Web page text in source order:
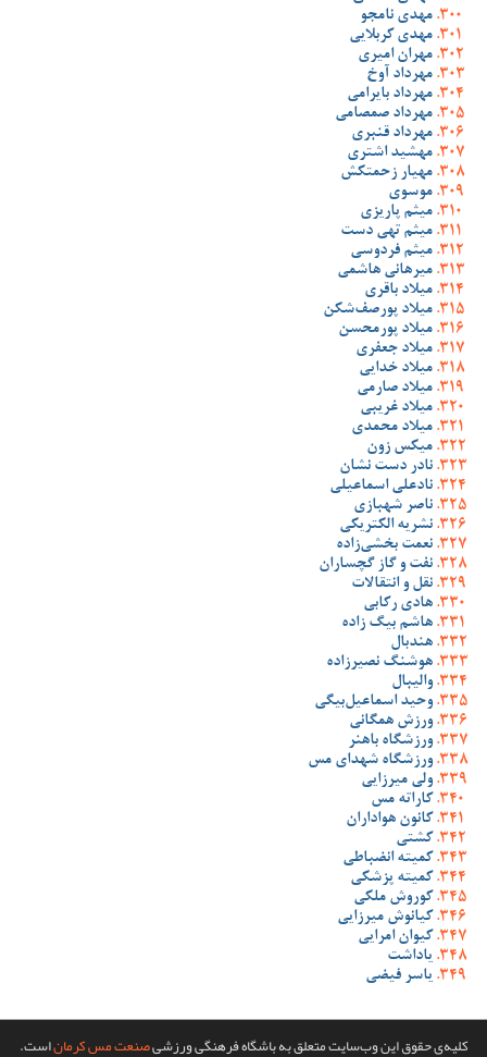
مهدی نامجو
مهدی کربلایی
مهران امیری
مهرداد آوخ
مهرداد بایرامی
مهرداد صمصامی
مهرداد قنبری
مهشید اشتری
مهیار زحمتکش
موسوی
میثم پاریزی
میثم تهی دست
میثم فردوسی
میرهانی هاشمی
میلاد باقری
میلاد پورصف‌شکن
میلاد پورمحسن
میلاد جعفری
میلاد خدایی
میلاد صارمی
میلاد غریبی
میلاد محمدی
میکس زون
نادر دست نشان
نادعلی اسماعیلی
ناصر شهبازی
نشریه الکتریکی
نعمت بخشی‌زاده
نفت و گاز گچساران
نقل و انتقالات
هادی رکابی
هاشم بیگ زاده
هندبال
هوشنگ نصیرزاده
والیبال
وحید اسماعیل‌بیگی
ورزش همگانی
ورزشگاه باهنر
ورزشگاه شهدای مس
ولی میرزایی
کاراته مس
کانون هواداران
کشتی
کمیته انضباطی
کمیته پزشکی
کوروش ملکی
کیانوش میرزایی
کیوان امرایی
یاداشت
یاسر فیضی
کلیه‌ی حقوق این وب‌سایت متعلق به باشگاه فرهنگی ورزشیصنعت مس کرماناست.